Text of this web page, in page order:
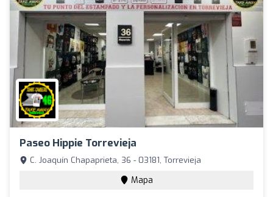
Paseo Hippie Torrevieja
C. Joaquín Chapaprieta, 36 - 03181, Torrevieja
Mapa